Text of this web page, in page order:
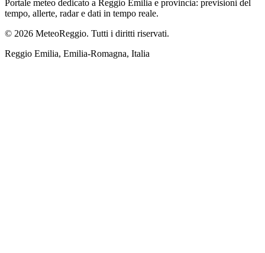
Portale meteo dedicato a Reggio Emilia e provincia: previsioni del
tempo, allerte, radar e dati in tempo reale.
© 2026 MeteoReggio. Tutti i diritti riservati.
Reggio Emilia, Emilia-Romagna, Italia